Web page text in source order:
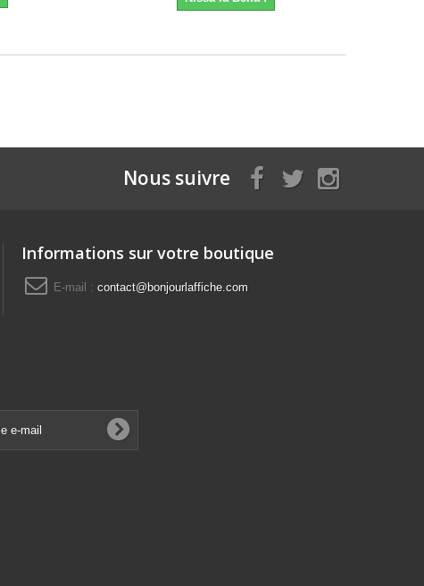
Nous suivre
Informations sur votre boutique
E-mail : contact@bonjourlaffiche.com